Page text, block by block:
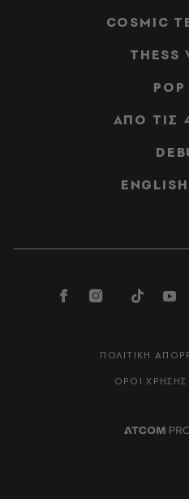
COSMIC
THESS
POP
ΑΠΟ ΤΙΣ
ΠΟΛΙΤΙΚΗ
ΟΡΟΙ ΧΡΗΣΗΣ